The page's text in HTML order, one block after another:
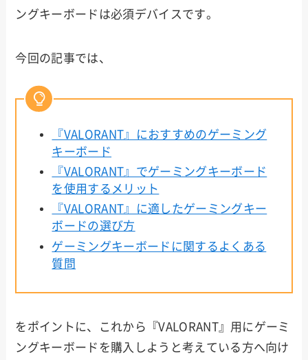
ングキーボードは必須デバイスです。
今回の記事では、
『VALORANT』におすすめのゲーミング
キーボード
『VALORANT』でゲーミングキーボード
を使用するメリット
『VALORANT』に適したゲーミングキー
ボードの選び方
ゲーミングキーボードに関するよくある
質問
をポイントに、これから『VALORANT』用にゲーミ
ングキーボードを購入しようと考えている方へ向け